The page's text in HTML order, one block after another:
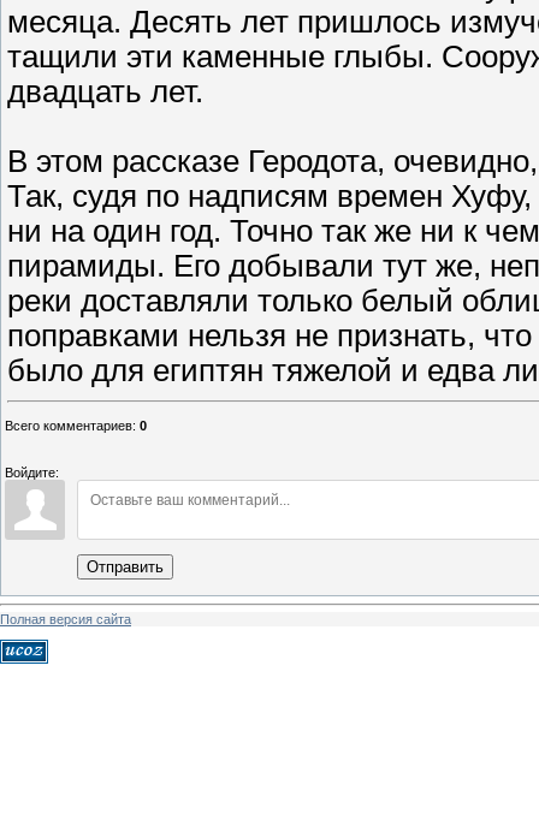
месяца. Десять лет пришлось
тащили эти каменные глыбы.
двадцать лет.
В этом рассказе Геродота,
Так, судя по надписям времен
ни на один год. Точно так же ни к
пирамиды. Его добывали тут же,
реки доставляли только белый
поправками нельзя не признать,
было для египтян тяжелой и едва
Всего комментариев: 0
Войдите:
Отправить
Полная версия сайта